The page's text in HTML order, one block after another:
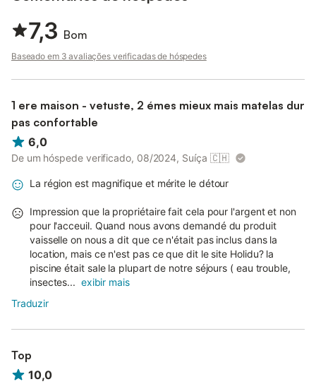
7,3 Bom
Baseado em 3 avaliações verificadas de hóspedes
1 ere maison - vetuste, 2 émes mieux mais matelas dur
pas confortable
6,0
De um hóspede verificado, 08/2024, Suíça 🇨🇭
La région est magnifique et mérite le détour
Impression que la propriétaire fait cela pour l'argent et non
pour l'acceuil. Quand nous avons demandé du produit
vaisselle on nous a dit que ce n'était pas inclus dans la
location, mais ce n'est pas ce que dit le site Holidu? la
piscine était sale la plupart de notre séjours ( eau trouble,
insectes... exibir mais
Traduzir
Top
10,0